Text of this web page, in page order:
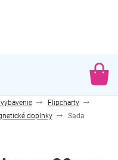
Flipcharty
doplnky
Sada